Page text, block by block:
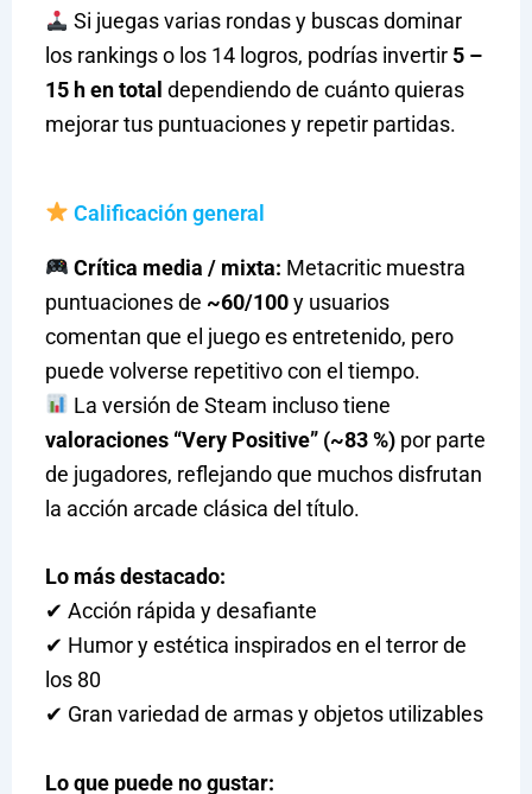
Si juegas varias rondas y buscas dominar
los rankings o los 14 logros, podrías invertir 5 –
15 h en total dependiendo de cuánto quieras
mejorar tus puntuaciones y repetir partidas.
Calificación general
Crítica media / mixta: Metacritic muestra
puntuaciones de ~60/100y usuarios
comentan que el juego es entretenido, pero
puede volverse repetitivo con el tiempo.
La versión de Steam incluso tiene
valoraciones “Very Positive” (~83 %)por parte
de jugadores, reflejando que muchos disfrutan
la acción arcade clásica del título.
Lo más destacado:
✔ Acción rápida y desafiante
✔ Humor y estética inspirados en el terror de
los 80
✔ Gran variedad de armas y objetos utilizables
Lo que puede no gustar: